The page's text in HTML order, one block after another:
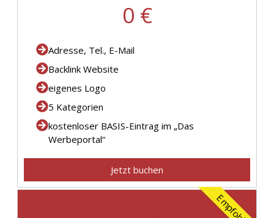
0 €
Adresse, Tel., E-Mail
Backlink Website
eigenes Logo
5 Kategorien
kostenloser BASIS-Eintrag im „Das
Werbeportal“
Jetzt buchen